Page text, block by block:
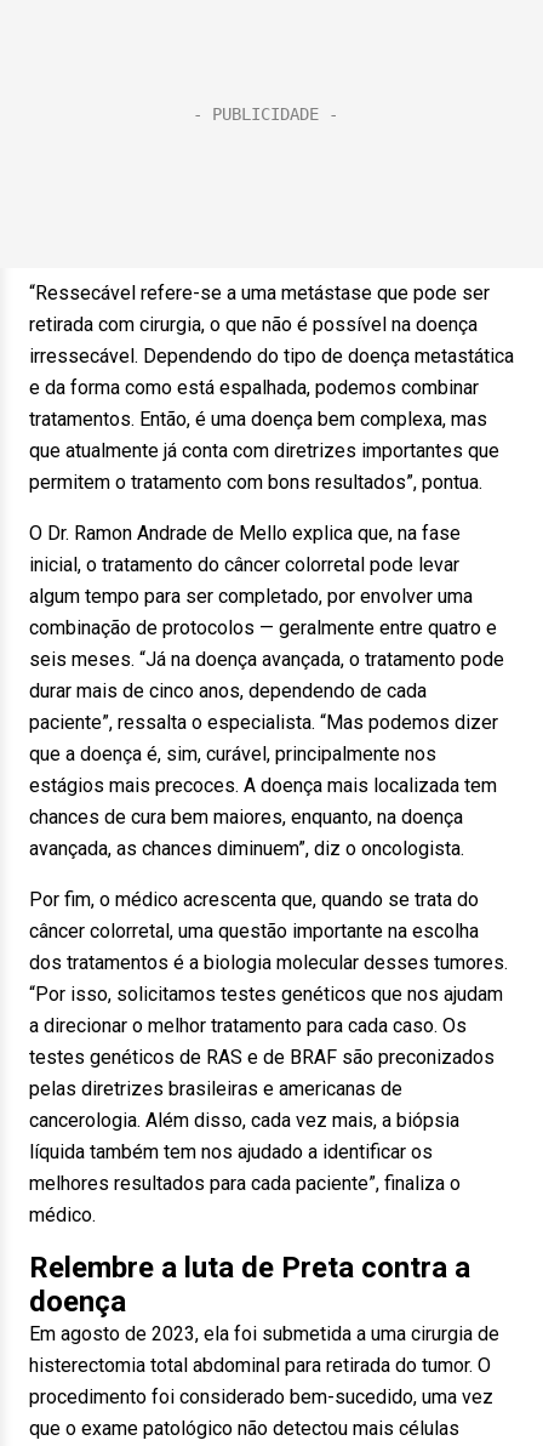
“Ressecável refere-se a uma metástase que pode ser
retirada com cirurgia, o que não é possível na doença
irressecável. Dependendo do tipo de doença metastática
e da forma como está espalhada, podemos combinar
tratamentos. Então, é uma doença bem complexa, mas
que atualmente já conta com diretrizes importantes que
permitem o tratamento com bons resultados”, pontua.
O Dr. Ramon Andrade de Mello explica que, na fase
inicial, o tratamento do câncer colorretal pode levar
algum tempo para ser completado, por envolver uma
combinação de protocolos — geralmente entre quatro e
seis meses. “Já na doença avançada, o tratamento pode
durar mais de cinco anos, dependendo de cada
paciente”, ressalta o especialista. “Mas podemos dizer
que a doença é, sim, curável, principalmente nos
estágios mais precoces. A doença mais localizada tem
chances de cura bem maiores, enquanto, na doença
avançada, as chances diminuem”, diz o oncologista.
Por fim, o médico acrescenta que, quando se trata do
câncer colorretal, uma questão importante na escolha
dos tratamentos é a biologia molecular desses tumores.
“Por isso, solicitamos testes genéticos que nos ajudam
a direcionar o melhor tratamento para cada caso. Os
testes genéticos de RAS e de BRAF são preconizados
pelas diretrizes brasileiras e americanas de
cancerologia. Além disso, cada vez mais, a biópsia
líquida também tem nos ajudado a identificar os
melhores resultados para cada paciente”, finaliza o
médico.
Relembre a luta de Preta contra a
doença
Em agosto de 2023, ela foi submetida a uma cirurgia de
histerectomia total abdominal para retirada do tumor. O
procedimento foi considerado bem-sucedido, uma vez
que o exame patológico não detectou mais células